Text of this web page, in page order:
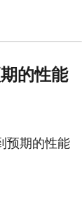
的性能
期的性能